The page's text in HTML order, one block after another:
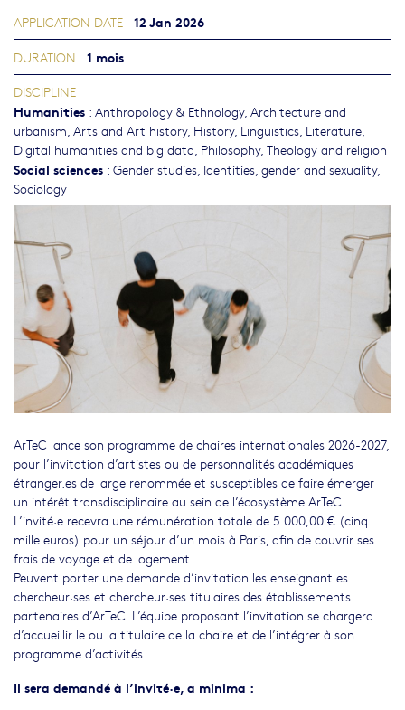
ArTeC lance son programme de chaires internationales 2026-2027,
pour l’invitation d’artistes ou de personnalités académiques
étranger.es de large renommée et susceptibles de faire émerger
un intérêt transdisciplinaire au sein de l’écosystème ArTeC.
L’invité·e recevra une rémunération totale de 5.000,00 € (cinq
mille euros) pour un séjour d’un mois à Paris, afin de couvrir ses
frais de voyage et de logement.
Peuvent porter une demande d’invitation les enseignant.es
chercheur·ses et chercheur·ses titulaires des établissements
partenaires d’ArTeC. L’équipe proposant l’invitation se chargera
d’accueillir le ou la titulaire de la chaire et de l’intégrer à son
programme d’activités.
Il sera demandé à l’invité·e, a minima :
APPLICATION DATE 12 Jan 2026
DURATION 1 mois
DISCIPLINE
Humanities : Anthropology & Ethnology, Architecture and
urbanism Arts and Art history, History, Linguistics Literature
Digital humanities and big data Philosophy, Theology and religion
Social sciences : Gender studies, Identities, gender and sexuality,
Sociology